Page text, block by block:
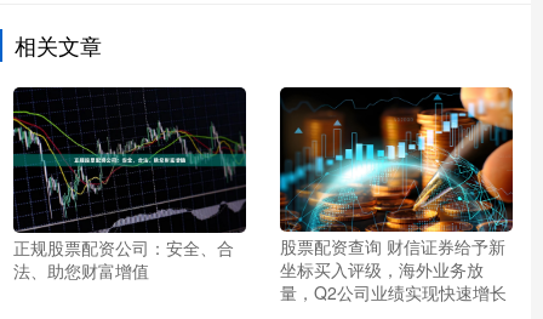
相关文章
正规股票配资公司：安全、合
法、助您财富增值
股票配资查询 财信证券给予新
坐标买入评级，海外业务放
量，Q2公司业绩实现快速增长